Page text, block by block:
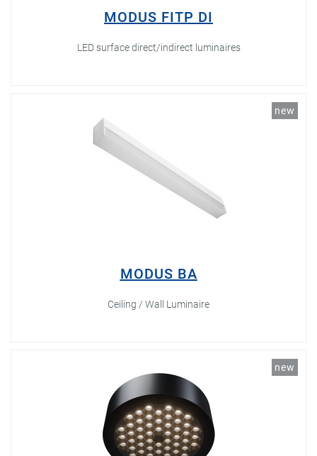
MODUS FITP DI
LED surface direct/indirect luminaires
new
MODUS BA
Ceiling / Wall Luminaire
new